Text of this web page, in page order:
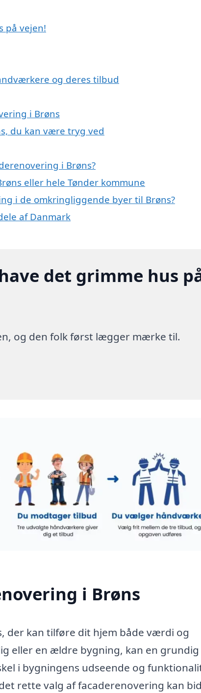
på vejen!
og deres tilbud
i Brøns
du kan være tryg ved
i Brøns?
eller hele Tønder kommune
i de omkringliggende byer til Brøns?
af Danmark
det grimme hus
og den folk først lægger mærke til.
i Brøns
der kan tilføre dit hjem både værdi og
eller en ældre bygning, kan en grundig
i bygningens udseende og
rette valg af facaderenovering kan